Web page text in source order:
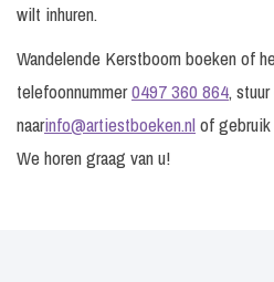
wilt inhuren.
Wandelende Kerstboom boeken of
telefoonnummer0497 360 864,
naarinfo@artiestboeken.nlof
We horen graag van u!